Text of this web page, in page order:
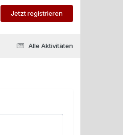
Jetzt registrieren
Alle Aktivitäten